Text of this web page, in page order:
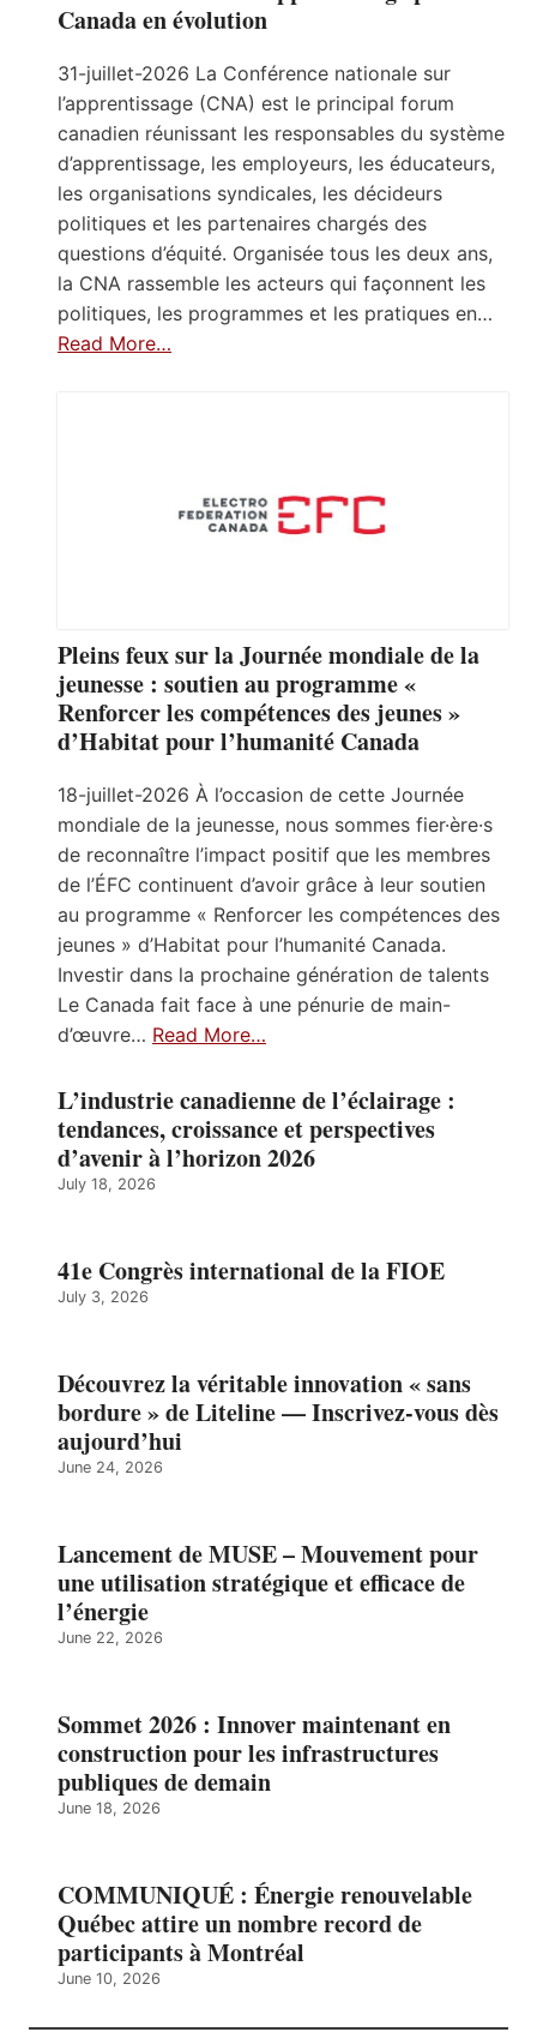
Canada en évolution
31-juillet-2026 La Conférence nationale sur
l’apprentissage (CNA) est le principal forum
canadien réunissant les responsables du système
d’apprentissage, les employeurs, les éducateurs,
les organisations syndicales, les décideurs
politiques et les partenaires chargés des
questions d’équité. Organisée tous les deux ans,
la CNA rassemble les acteurs qui façonnent les
politiques, les programmes et les pratiques en…
Read More…
Pleins feux sur la Journée mondiale de la
jeunesse : soutien au programme «
Renforcer les compétences des jeunes »
d’Habitat pour l’humanité Canada
18-juillet-2026 À l’occasion de cette Journée
mondiale de la jeunesse, nous sommes fier·ère·s
de reconnaître l’impact positif que les membres
de l’ÉFC continuent d’avoir grâce à leur soutien
au programme « Renforcer les compétences des
jeunes » d’Habitat pour l’humanité Canada.
Investir dans la prochaine génération de talents
Le Canada fait face à une pénurie de main-
d’œuvre… Read More…
L’industrie canadienne de l’éclairage :
tendances, croissance et perspectives
d’avenir à l’horizon 2026
July 18, 2026
41e Congrès international de la FIOE
July 3, 2026
Découvrez la véritable innovation « sans
bordure » de Liteline — Inscrivez-vous dès
aujourd’hui
June 24, 2026
Lancement de MUSE – Mouvement pour
une utilisation stratégique et efficace de
l’énergie
June 22, 2026
Sommet 2026 : Innover maintenant en
construction pour les infrastructures
publiques de demain
June 18, 2026
COMMUNIQUÉ : Énergie renouvelable
Québec attire un nombre record de
participants à Montréal
June 10, 2026